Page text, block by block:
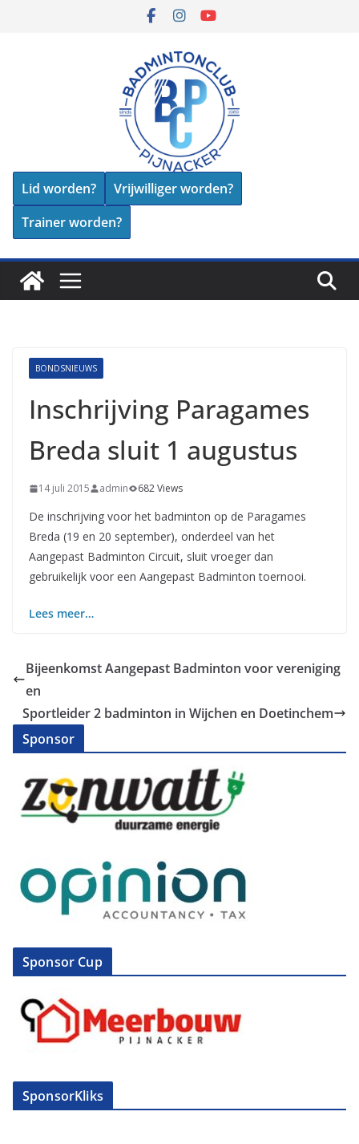
Lid worden?
Vrijwilliger worden?
Trainer worden?
BONDSNIEUWS
Inschrijving Paragames
Breda sluit 1 augustus
14 juli 2015 admin 682 Views
De inschrijving voor het badminton op de Paragames
Breda (19 en 20 september), onderdeel van het
Aangepast Badminton Circuit, sluit vroeger dan
gebruikelijk voor een Aangepast Badminton toernooi.
Lees meer…
Bijeenkomst Aangepast Badminton voor vereniging
en
Sportleider 2 badminton in Wijchen en Doetinchem
Sponsor
Sponsor Cup
SponsorKliks